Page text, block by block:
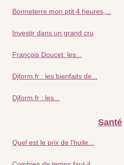
Bonneterre mon ptit 4 heures,...
Investir dans un grand cru
François Doucet: les...
Djform.fr : les bienfaits de...
Djform.fr : les...
Santé
Quel est le prix de l'huile...